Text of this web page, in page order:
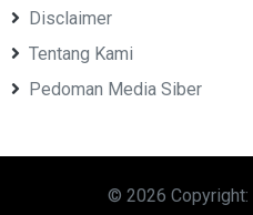
Disclaimer
Tentang Kami
Pedoman Media Siber
© 2026 Copyright: